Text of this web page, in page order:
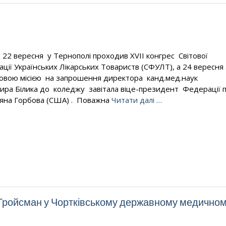
вересня у Тернополі проходив ХVІІ конгрес Світової
Українських Лікарських Товариств (СФУЛТ), а 24 вересня
місією на запрошення директора канд.мед.наук
Білика до коледжу завітала віце-президент Федерації
Горбова (США) . Поважна Читати далі …
у Чортківському державному